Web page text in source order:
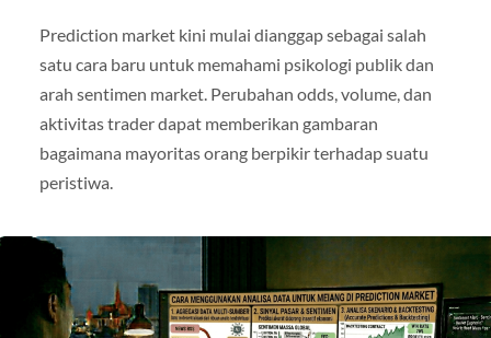
Prediction market kini mulai dianggap sebagai salah
satu cara baru untuk memahami psikologi publik dan
arah sentimen market. Perubahan odds, volume, dan
aktivitas trader dapat memberikan gambaran
bagaimana mayoritas orang berpikir terhadap suatu
peristiwa.